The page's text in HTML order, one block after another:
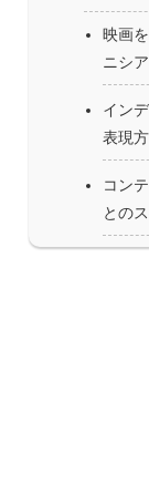
映画
ニシ
イン
表現
コン
との